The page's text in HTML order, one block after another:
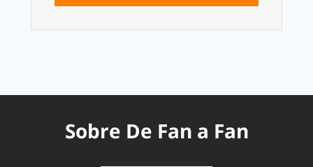
Sobre De Fan a Fan